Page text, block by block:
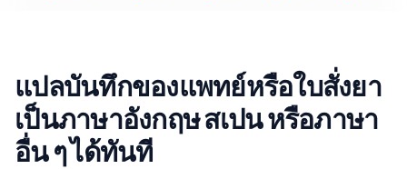
แปลบันทึกของแพทย์หรือใบสั่งยา
เป็นภาษาอังกฤษ สเปน หรือภาษา
อื่น ๆ ได้ทันที